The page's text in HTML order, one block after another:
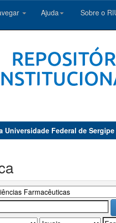
Ajuda Sobre o
Federal de Sergipe